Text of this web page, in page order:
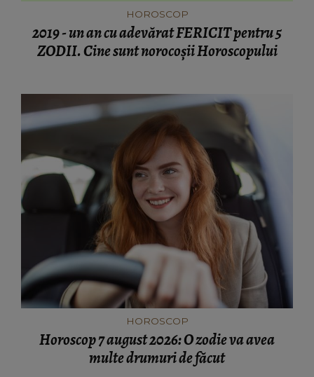
HOROSCOP
2019 - un an cu adevărat FERICIT pentru 5
ZODII. Cine sunt norocoşii Horoscopului
HOROSCOP
Horoscop 7 august 2026: O zodie va avea
multe drumuri de făcut